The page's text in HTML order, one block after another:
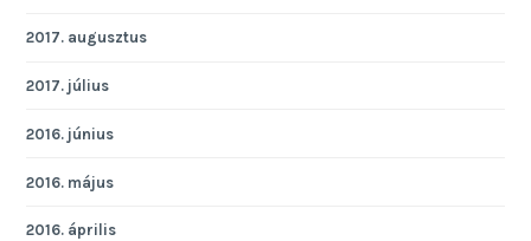
2017. augusztus
2017. július
2016. június
2016. május
2016. április